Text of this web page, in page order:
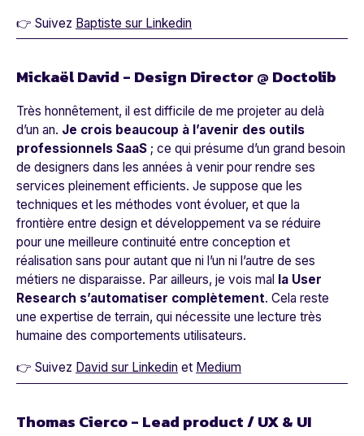
👉 Suivez Baptiste sur Linkedin
Mickaël David - Design Director @ Doctolib
Très honnêtement, il est difficile de me projeter au delà
d’un an. Je crois beaucoup à l’avenir des outils
professionnels SaaS ; ce qui présume d’un grand besoin
de designers dans les années à venir pour rendre ses
services pleinement efficients. Je suppose que les
techniques et les méthodes vont évoluer, et que la
frontière entre design et développement va se réduire
pour une meilleure continuité entre conception et
réalisation sans pour autant que ni l’un ni l’autre de ses
métiers ne disparaisse. Par ailleurs, je vois mal
la User
Research s’automatiser complètement. Cela reste
une expertise de terrain, qui nécessite une lecture très
humaine des comportements utilisateurs.
👉 Suivez David sur Linkedin et Medium
Thomas Cierco - Lead product / UX & UI